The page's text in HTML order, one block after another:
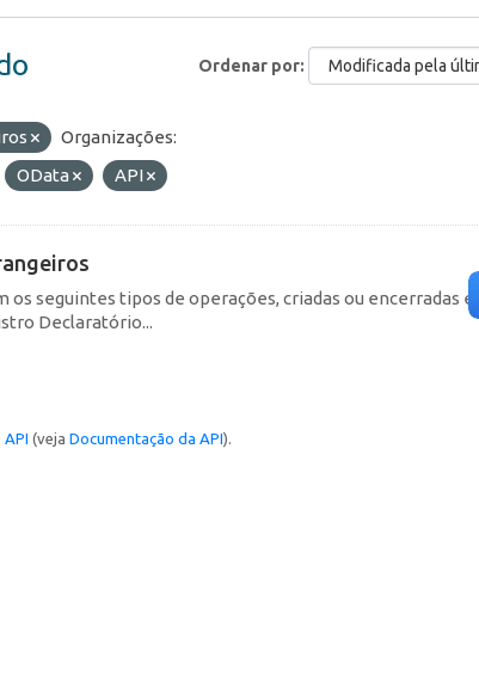
Ordenar por
Organizações:
OData API
seguintes tipos de operações, criadas ou encerradas
Declaratório...
API (veja Documentação da API).